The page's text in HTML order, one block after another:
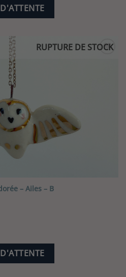
RUPTURE DE STOCK
– Ailes – B